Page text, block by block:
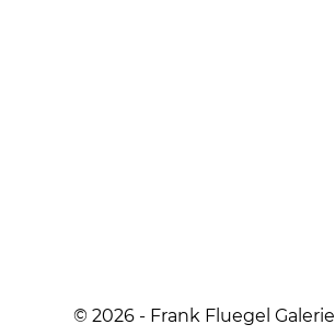
© 2026 - Frank Fluegel Galerie